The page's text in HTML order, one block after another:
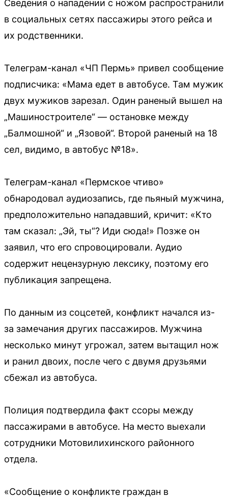
Сведения о нападении с ножом распространили
в социальных сетях пассажиры этого рейса и
их родственники.
Телеграм-канал «ЧП Пермь» привел сообщение
подписчика: «Мама едет в автобусе. Там мужик
двух мужиков зарезал. Один раненый вышел на
„Машиностроителе“ — остановке между
„Балмошной“ и „Язовой“. Второй раненый на 18
сел, видимо, в автобус №18».
Телеграм-канал «Пермское чтиво»
обнародовал аудиозапись, где пьяный мужчина,
предположительно нападавший, кричит: «Кто
там сказал: „Эй, ты“? Иди сюда!» Позже он
заявил, что его спровоцировали. Аудио
содержит нецензурную лексику, поэтому его
публикация запрещена.
По данным из соцсетей, конфликт начался из-
за замечания других пассажиров. Мужчина
несколько минут угрожал, затем вытащил нож
и ранил двоих, после чего с двумя друзьями
сбежал из автобуса.
Полиция подтвердила факт ссоры между
пассажирами в автобусе. На место выехали
сотрудники Мотовилихинского районного
отдела.
«Сообщение о конфликте граждан в